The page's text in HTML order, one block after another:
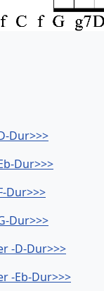
Dur>>>
Dur>>>
Dur>>>
Dur>>>
-D-Dur>>>
-Eb-Dur>>>